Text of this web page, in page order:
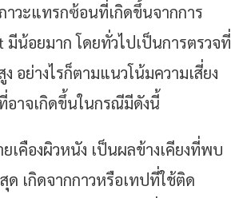
าวะแทรกซ้อนที่เกิดขึ้นจากการ
มีน้อยมาก โดยทั่วไปเป็นการตรวจที่
อย่างไรก็ตามแนวโน้มความเสี่ยง
อาจเกิดขึ้นในกรณีมีดังนี้
เคืองผิวหนัง เป็นผลข้างเคียงที่พบ
ด เกิดจากกาวหรือเทปที่ใช้ติด